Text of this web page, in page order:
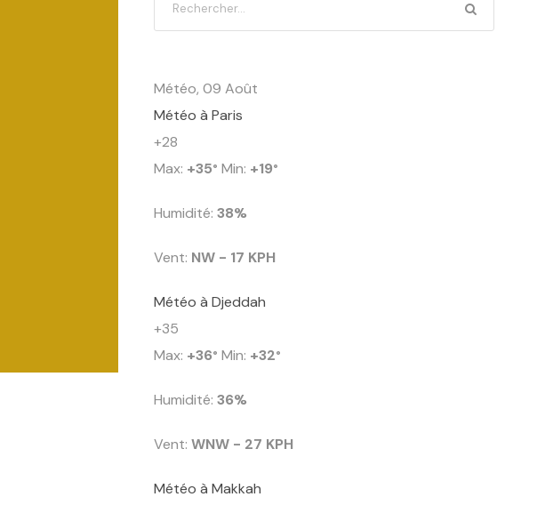
Météo, 09 Août
Météo à Paris
+28
Max: +35° Min: +19°
Humidité: 38%
Vent: NW - 17 KPH
Météo à Djeddah
+35
Max: +36° Min: +32°
Humidité: 36%
Vent: WNW - 27 KPH
Météo à Makkah